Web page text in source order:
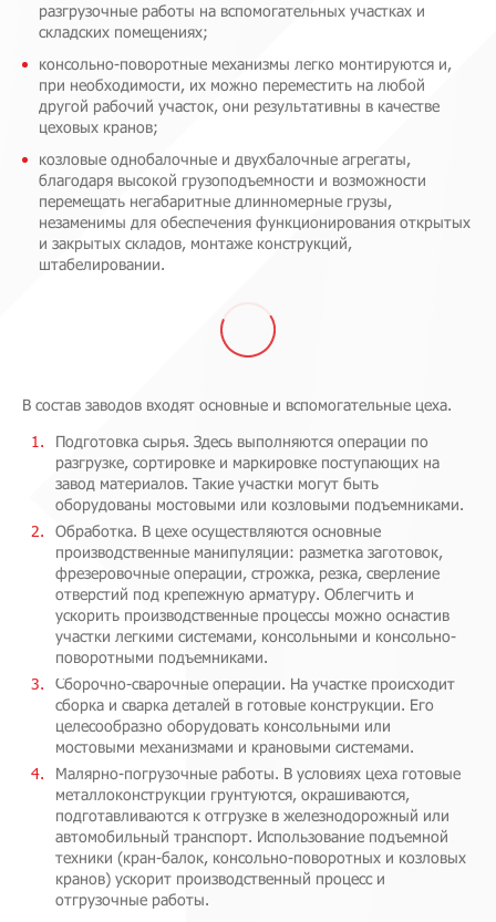
разгрузочные работы на вспомогательных участках и
складских помещениях;
консольно-поворотные механизмы легко монтируются и,
при необходимости, их можно переместить на любой
другой рабочий участок, они результативны в качестве
цеховых кранов;
козловые однобалочные и двухбалочные агрегаты,
благодаря высокой грузоподъемности и возможности
перемещать негабаритные длинномерные грузы,
незаменимы для обеспечения функционирования открытых
и закрытых складов, монтаже конструкций,
штабелировании.
В состав заводов входят основные и вспомогательные цеха.
Подготовка сырья. Здесь выполняются операции по
разгрузке, сортировке и маркировке поступающих на
завод материалов. Такие участки могут быть
оборудованы мостовыми или козловыми подъемниками.
Обработка. В цехе осуществляются основные
производственные манипуляции: разметка заготовок,
фрезеровочные операции, строжка, резка, сверление
отверстий под крепежную арматуру. Облегчить и
ускорить производственные процессы можно оснастив
участки легкими системами, консольными и консольно-
поворотными подъемниками.
Сборочно-сварочные операции. На участке происходит
сборка и сварка деталей в готовые конструкции. Его
целесообразно оборудовать консольными или
мостовыми механизмами и крановыми системами.
Малярно-погрузочные работы. В условиях цеха готовые
металлоконструкции грунтуются, окрашиваются,
подготавливаются к отгрузке в железнодорожный или
автомобильный транспорт. Использование подъемной
техники (кран-балок, консольно-поворотных и козловых
кранов) ускорит производственный процесс и
отгрузочные работы.